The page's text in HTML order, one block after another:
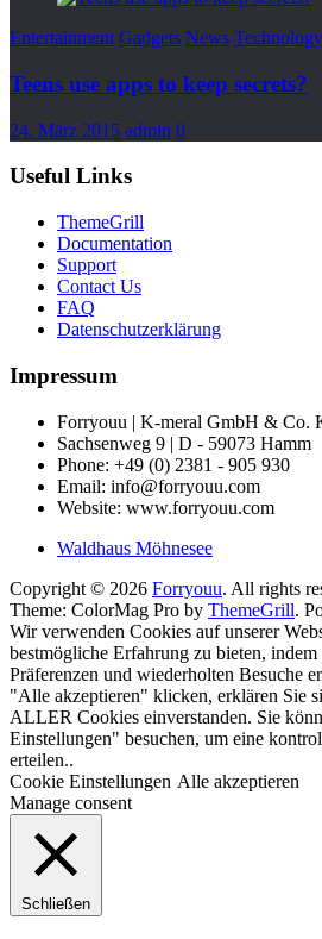
Entertainment Gadgets News Technology
Teens use apps to keep secrets?
24. März 2015 admin 0
Useful Links
ThemeGrill
Documentation
Support
Contact Us
FAQ
Datenschutzerklärung
Impressum
Forryouu | K-meral GmbH & Co.
Sachsenweg 9 | D - 59073 Hamm
Phone: +49 (0) 2381 - 905 930
Email: info@forryouu.com
Website: www.forryouu.com
Waldhaus Möhnesee
Copyright © 2026 Forryouu. All rights
Theme: ColorMag Pro by ThemeGrill.
Wir verwenden Cookies auf unserer
bestmögliche Erfahrung zu bieten,
Präferenzen und wiederholten Besuche
"Alle akzeptieren" klicken, erklären Sie
ALLER Cookies einverstanden. Sie
Einstellungen" besuchen, um eine
erteilen..
Cookie Einstellungen Alle akzeptieren
Manage consent
Schließen